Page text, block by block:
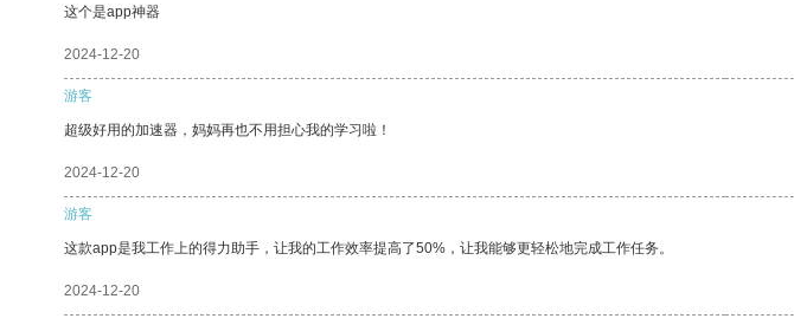
这个是app神器
2024-12-20
游客
超级好用的加速器，妈妈再也不用担心我的学习啦！
2024-12-20
游客
这款app是我工作上的得力助手，让我的工作效率提高了50%，让我能够更轻松地完成工作任务。
2024-12-20